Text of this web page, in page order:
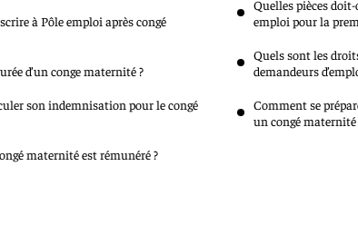
à Pôle emploi après congé
d’un conge maternité ?
son indemnisation pour le congé
maternité est rémunéré ?
Quelles pièces
emploi pour la
Quels sont les
demandeurs
Comment se
un congé maternité